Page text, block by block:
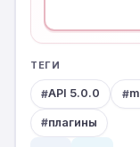
ТЕГИ
API 5.0.0
плагины